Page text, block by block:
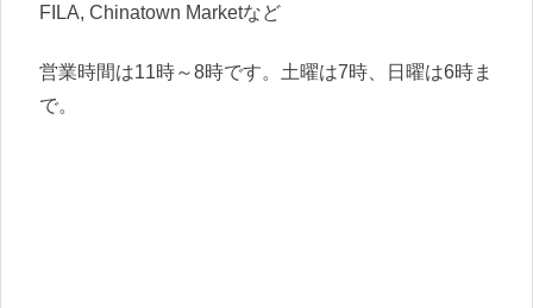
FILA, Chinatown Marketなど
営業時間は11時～8時です。土曜は7時、日曜は6時ま
で。